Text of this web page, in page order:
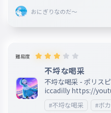
Chinozo 編曲:Chinozo
おにぎりなのだ～
難易度
不埒な喝采
不埒な喝采 - ポリス
iccadilly https://
スピカデリー Twitter : / _policep Illustration /
#不埒な喝采 #ボ